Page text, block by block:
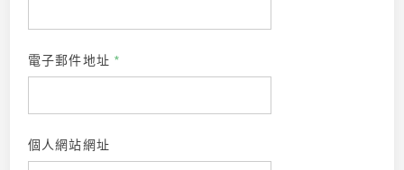
電子郵件地址 *
個人網站網址